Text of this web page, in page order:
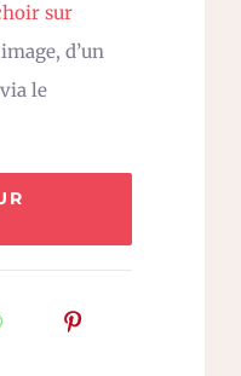
sur
d’un
le